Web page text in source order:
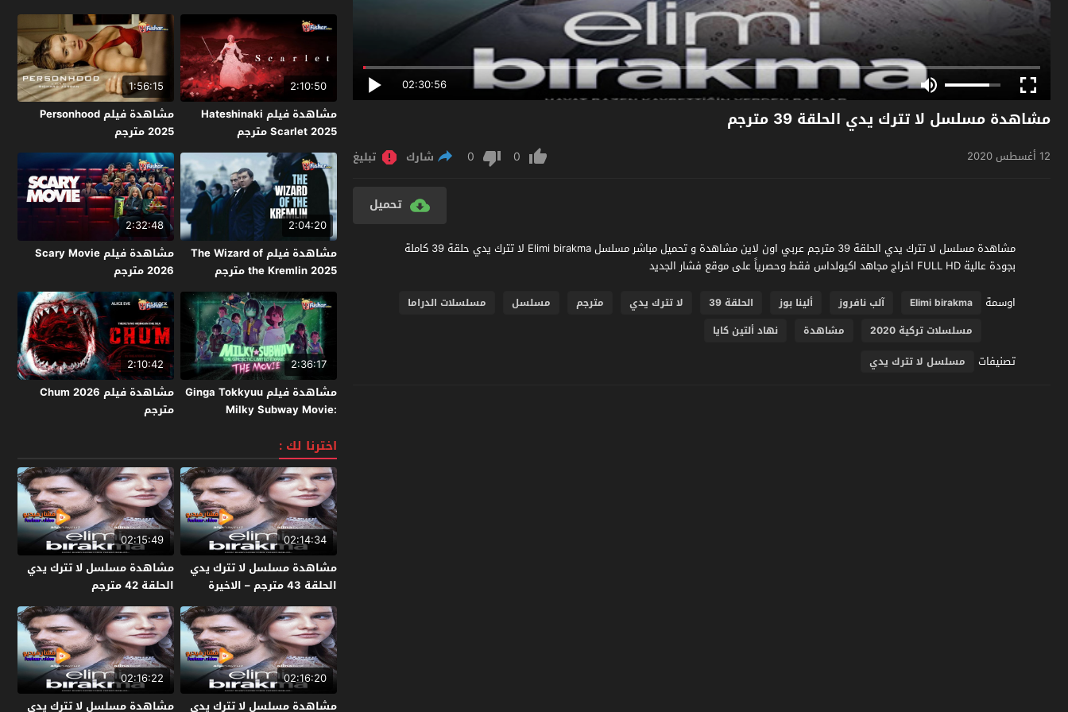
02:30:56
مشاهدة مسلسل لا تترك يدي الحلقة 39 مترجم
12 أغسطس 2020 0
0 شارك تبليغ
تحميل
مشاهدة مسلسل لا تترك يدي الحلقة 39 مترجم عربي اون لاين مشاهدة و تحميل مباشر مسلسل Elimi birakma لا تترك يدي حلقة 39 كاملة
بجودة عالية FULL HD اخراج مجاهد اكيولداس فقط وحصرياً على موقع فشار الجديد
اوسمة
Elimi birakma آلب نافروز ألينا بوز الحلقة 39 لا تترك يدي مترجم مسلسل
مسلسلات الدراما
مسلسلات تركية 2020
مشاهدة نهاد ألتين كايا
تصنيفات مسلسل لا تترك يدي
2:10:50
مشاهدة فيلم Hateshinaki
Scarlet 2025 مترجم
1:56:15
مشاهدة فيلم Personhood
2025 مترجم
2:04:20
مشاهدة فيلم The Wizard of
the Kremlin 2025 مترجم
2:32:48
مشاهدة فيلم Scary Movie
2026 مترجم
2:36:17
مشاهدة فيلم Ginga Tokkyuu
Milky Subway Movie:
2026 مترجم
2:10:42
مشاهدة فيلم Chum 2026
مترجم
اخترنا لك :
02:14:34
مشاهدة مسلسل لا تترك يدي
الحلقة 43 مترجم – الاخيرة
02:15:49
مشاهدة مسلسل لا تترك يدي
الحلقة 42 مترجم
02:16:20
مشاهدة مسلسل لا تترك يدي
02:16:22
مشاهدة مسلسل لا تترك يدي